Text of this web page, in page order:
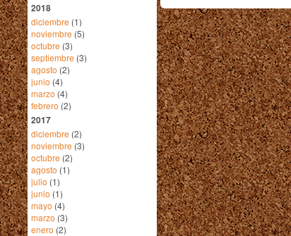
2018
diciembre (1)
noviembre (5)
octubre (3)
septiembre (3)
agosto (2)
junio (4)
marzo (4)
febrero (2)
2017
diciembre (2)
noviembre (3)
octubre (2)
agosto (1)
julio (1)
junio (1)
mayo (4)
marzo (3)
enero (2)